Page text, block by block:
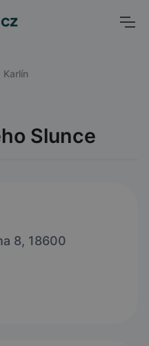
Karlín
Slunce
8, 18600